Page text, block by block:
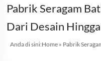
&
BatikSolusi
Kain
Pabrik Seragam
Dari Desain
Anda di sini:Home» Pabrik